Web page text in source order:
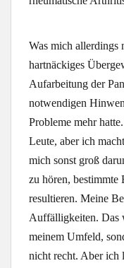
Was mich allerdings
hartnäckiges
Aufarbeitung der
notwendigen
Probleme mehr
Leute, aber ich
mich sonst groß
zu hören, bestimmte
resultieren. Meine
Auffälligkeiten. Das
meinem Umfeld,
nicht recht. Aber ich